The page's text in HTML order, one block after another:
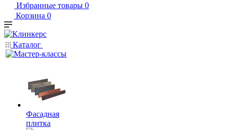
Избранные товары 0
Корзина 0
Каталог
Фасадная
плитка